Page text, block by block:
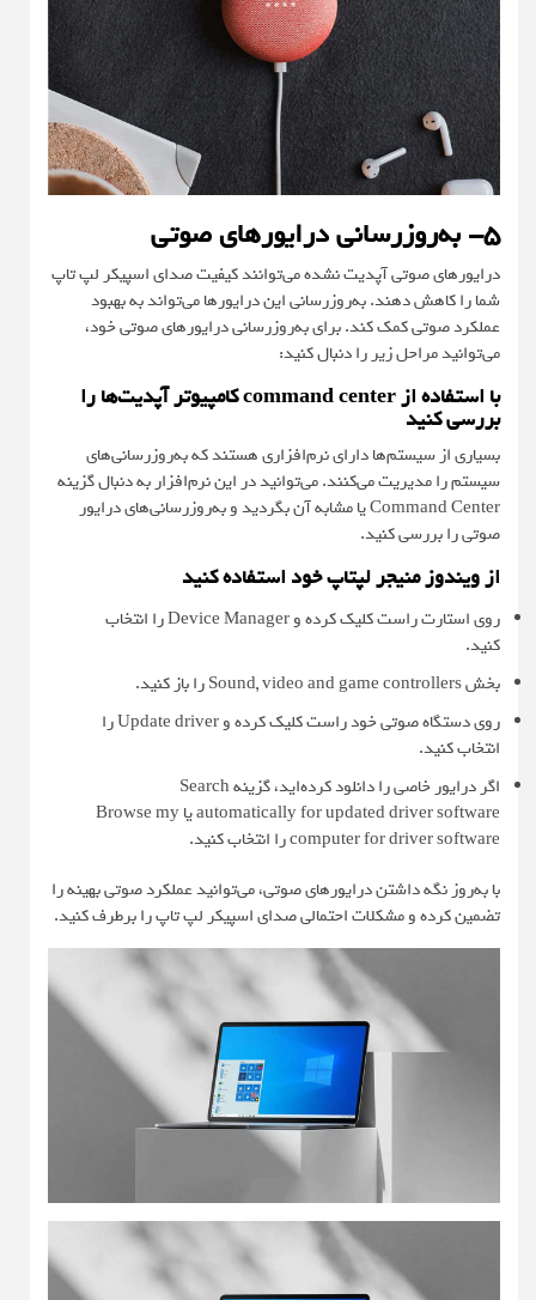
درایورهای صوتی آپدیت نشده می‌توانند کیفیت صدای اسپیکر لپ تاپ
شما را کاهش دهند. به‌روزرسانی این درایورها می‌تواند به بهبود
عملکرد صوتی کمک کند. برای به‌روزرسانی درایورهای صوتی خود،
می‌توانید مراحل زیر را دنبال کنید:
با استفاده از command center کامپیوتر آپدیت‌ها را
بررسی کنید
بسیاری از سیستم‌ها دارای نرم‌افزاری هستند که به‌روزرسانی‌های
سیستم را مدیریت می‌کنند. می‌توانید در این نرم‌افزار به دنبال گزینه
Command Center یا مشابه آن بگردید و به‌روزرسانی‌های درایور
صوتی را بررسی کنید.
از ویندوز منیجر لپتاپ خود استفاده کنید
روی استارت راست کلیک کرده و Device Manager را انتخاب
کنید.
بخش Sound, video and game controllers را باز کنید.
روی دستگاه صوتی خود راست کلیک کرده و Update driver را
انتخاب کنید.
اگر درایور خاصی را دانلود کرده‌اید، گزینه Search
automatically for updated driver software یا Browse my
computer for driver software را انتخاب کنید.
با به‌روز نگه داشتن درایورهای صوتی، می‌توانید عملکرد صوتی بهینه را
تضمین کرده و مشکلات احتمالی صدای اسپیکر لپ تاپ را برطرف کنید.